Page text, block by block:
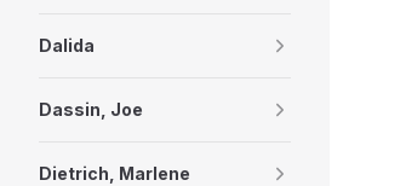
Dalida
Dassin, Joe
Dietrich, Marlene